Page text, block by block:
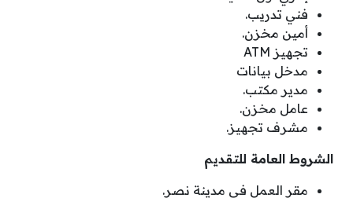
فني تدريب.
أمين مخزن.
تجهيز ATM
مدخل بيانات
مدير مكتب.
عامل مخزن.
مشرف تجهيز.
الشروط العامة للتقديم
مقر العمل في مدينة نصر.